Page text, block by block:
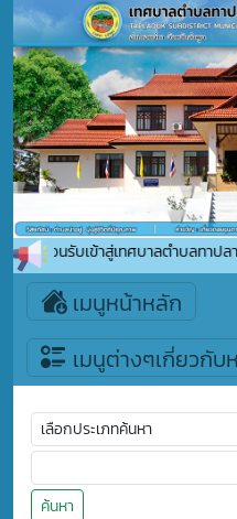
ยินดีต้อนรับเข้าสู่เทศบาลตำบลทาปลา
เมนูหน้าหลัก
เมนูต่างๆเกี่ยวกับ
ค้นหา